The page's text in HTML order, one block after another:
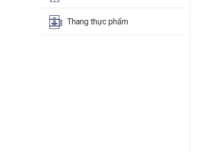
Thang thực phẩm